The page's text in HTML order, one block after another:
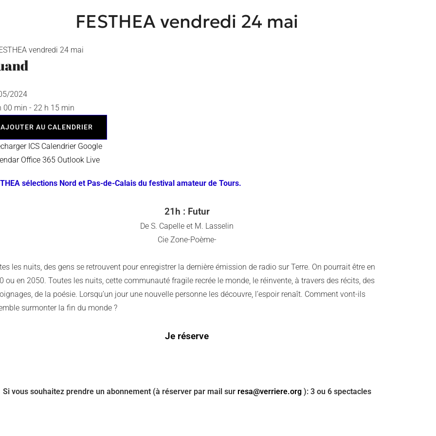
FESTHEA vendredi 24 mai
2024
00 min - 22 h 15 min
AJOUTER AU CALENDRIER
ICS Calendrier Google
Office 365 Outlook Live
sélections Nord et Pas-de-Calais du festival amateur de Tours.
21h : Futur
De S. Capelle et M. Lasselin
Cie Zone-Poème-
les nuits, des gens se retrouvent pour enregistrer la dernière émission de radio sur Terre. On pourrait être en
ou en 2050. Toutes les nuits, cette communauté fragile recrée le monde, le réinvente, à travers des récits, des
de la poésie. Lorsqu’un jour une nouvelle personne les découvre, l’espoir renaît. Comment vont-ils
surmonter la fin du monde ?
Je réserve
Si vous souhaitez prendre un abonnement (à réserver par mail sur resa@verriere.org): 3 ou 6 spectacles